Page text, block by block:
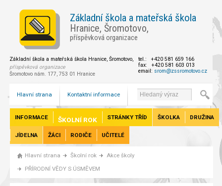
Základní škola a mateřská škola
Hranice, Šromotovo,
příspěvková organizace
Základní škola a mateřská škola Hranice, Šromotovo,
příspěvková organizace
Šromotovo nám. 177, 753 01 Hranice
tel.: +420 581 659 166
fax: +420 581 603 013
email: srom@zssromotovo.cz
Hlavní strana Kontaktní informace
INFORMACE ŠKOLNÍ ROK STRÁNKY TŘÍD ŠKOLKA DRUŽINA
JÍDELNA ŽÁCI RODIČE UČITELÉ
Hlavní strana Školní rok
Akce školy
PŘÍRODNÍ VĚDY S ÚSMĚVEM